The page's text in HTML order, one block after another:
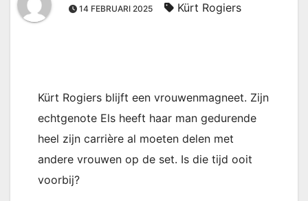
14 FEBRUARI 2025 Kürt Rogiers
Kürt Rogiers blijft een vrouwenmagneet. Zijn
echtgenote Els heeft haar man gedurende
heel zijn carrière al moeten delen met
andere vrouwen op de set. Is die tijd ooit
voorbij?